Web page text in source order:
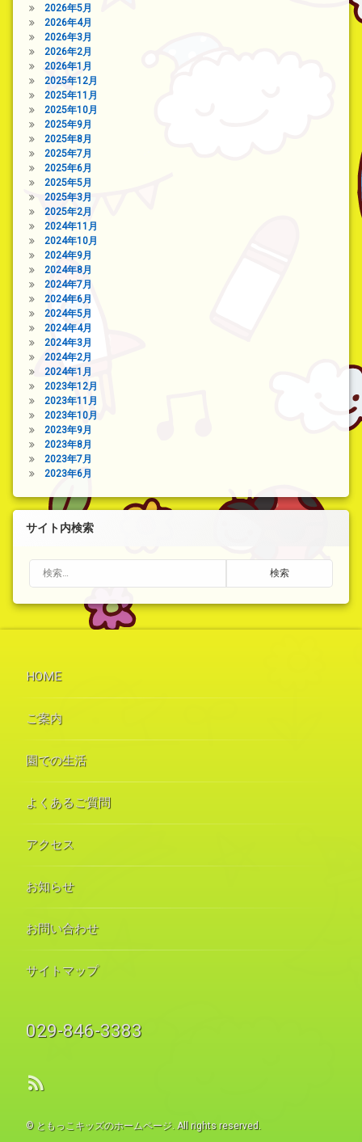
2026年5月
2026年4月
2026年3月
2026年2月
2026年1月
2025年12月
2025年11月
2025年10月
2025年9月
2025年8月
2025年7月
2025年6月
2025年5月
2025年3月
2025年2月
2024年11月
2024年10月
2024年9月
2024年8月
2024年7月
2024年6月
2024年5月
2024年4月
2024年3月
2024年2月
2024年1月
2023年12月
2023年11月
2023年10月
2023年9月
2023年8月
2023年7月
2023年6月
サイト内検索
検索:
HOME
ご案内
園での生活
よくあるご質問
アクセス
お知らせ
お問い合わせ
サイトマップ
電話番号:
029-846-3383
RSS
© ともっこキッズのホームページ. All rights reserved.